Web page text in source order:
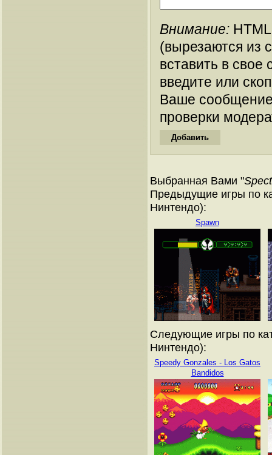
Внимание:
(вырезаются из
вставить в
введите или
Ваше
проверки
Выбранная Вами "
Предыдущие игры по
Нинтендо):
Spawn
Следующие игры по
Нинтендо):
Speedy Gonzales - Los Gatos
Bandidos